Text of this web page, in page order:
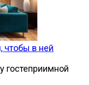
чтобы в ней
гостеприимной